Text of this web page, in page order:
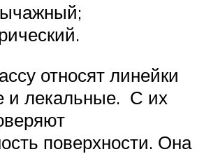
относят линейки
и лекальные. С их
поверхности. Она